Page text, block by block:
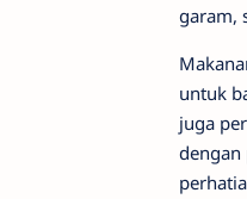
garam,
untuk
juga
dengan